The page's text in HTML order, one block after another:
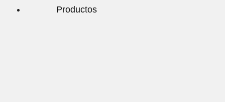
Productos